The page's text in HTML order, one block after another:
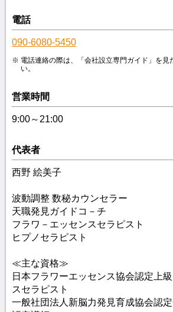
電話
090-6080-5450
電話連絡の際は、「会社設立専門ガイド」を見
い。
営業時間
9:00～21:00
代表者
西野 絵美子
波動調整 数秘カウンセラー
天職発見ガイドコ－チ
フラワ－エッセンスセラピスト
ヒプノセラピスト
≪主な資格≫
日本フラワーエッセンス協会認定上
スセラピスト
一般社団法人新脳力発見育成協会認